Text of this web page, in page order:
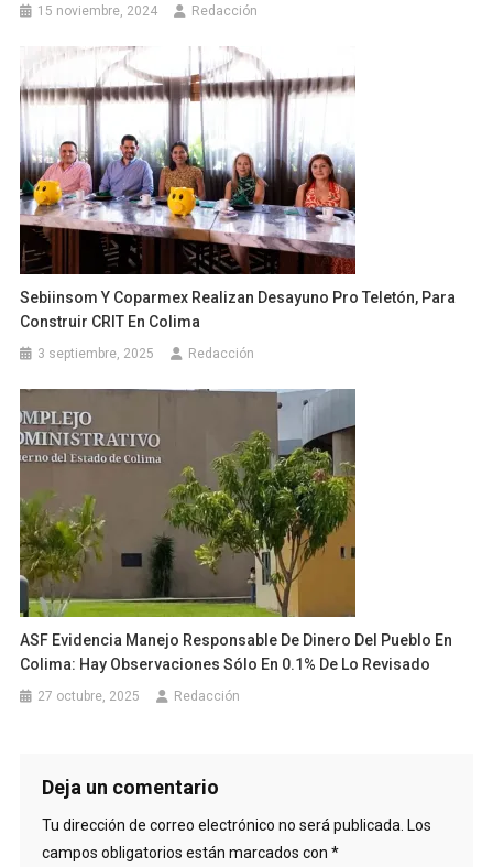
15 noviembre, 2024 Redacción
Sebiinsom Y Coparmex Realizan Desayuno Pro Teletón, Para
Construir CRIT En Colima
3 septiembre, 2025 Redacción
ASF Evidencia Manejo Responsable De Dinero Del Pueblo En
Colima: Hay Observaciones Sólo En 0.1% De Lo Revisado
27 octubre, 2025 Redacción
Deja un comentario
Tu dirección de correo electrónico no será publicada. Los
campos obligatorios están marcados con *